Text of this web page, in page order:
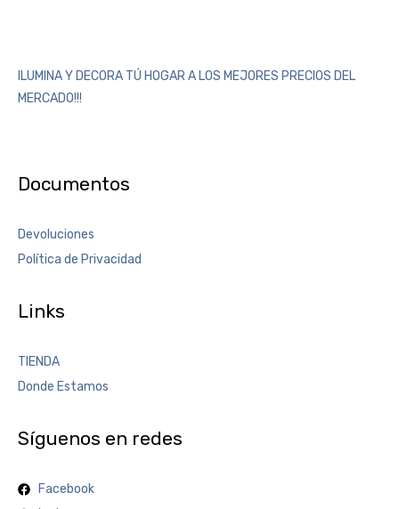
ILUMINA Y DECORA TÚ HOGAR A LOS MEJORES PRECIOS DEL
MERCADO!!!
Documentos
Devoluciones
Política de Privacidad
Links
TIENDA
Donde Estamos
Síguenos en redes
Facebook